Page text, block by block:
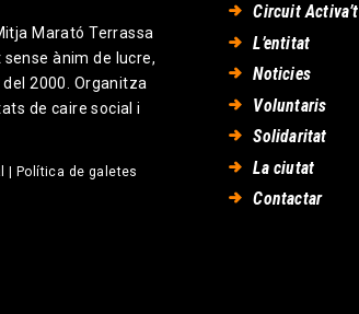
Marató Terrassa
ànim de lucre,
2000. Organitza
de caire social i
Política de galetes
Circuit Activa’t
L’entitat
Noticies
Voluntaris
Solidaritat
La ciutat
Contactar